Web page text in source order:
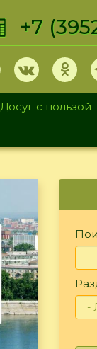
+7
Досуг с пользой